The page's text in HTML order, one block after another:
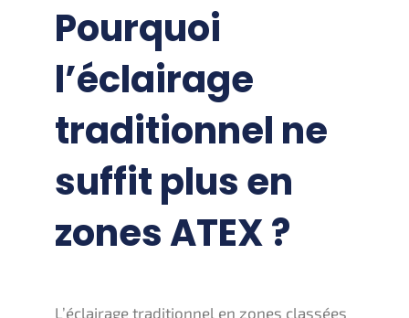
Pourquoi
l’éclairage
traditionnel ne
suffit plus en
zones ATEX ?
L’éclairage traditionnel en zones classées